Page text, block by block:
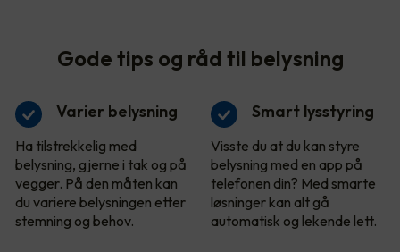
Gode tips og råd til belysning
Varier belysning
Ha tilstrekkelig med
belysning, gjerne i tak og på
vegger. På den måten kan
du variere belysningen etter
stemning og behov.
Smart lysstyring
Visste du at du kan styre
belysning med en app på
telefonen din? Med smarte
løsninger kan alt gå
automatisk og lekende lett.